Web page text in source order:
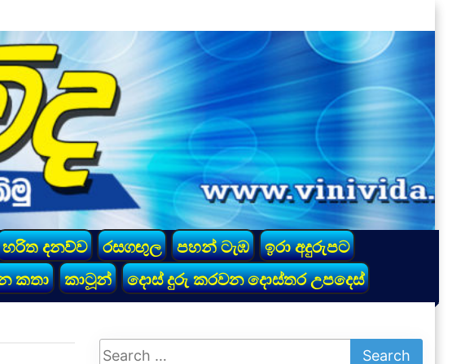
හරිත දනව්ව රසගඟුල පහන් ටැඹ
ඉරා අදුරුපට
කතා කාටූන් දොස් දුරු කරවන දොස්තර උපදෙස්